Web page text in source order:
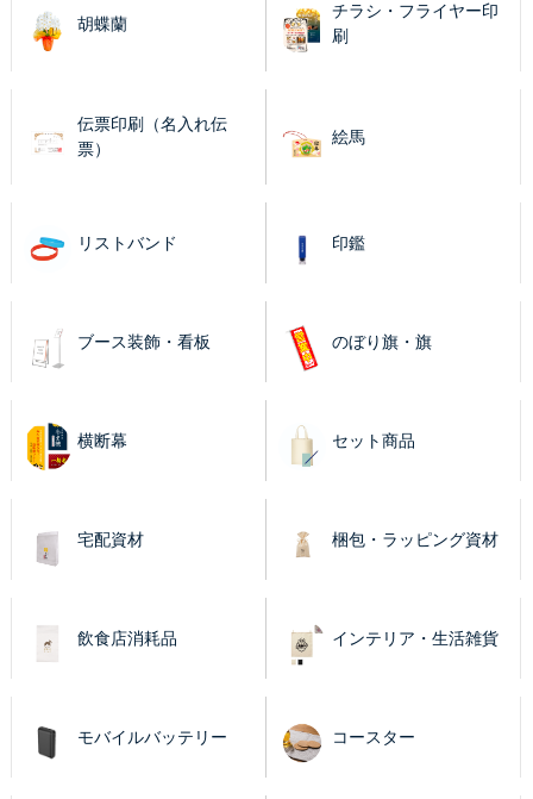
胡蝶蘭
チラシ・フライヤー印
刷
伝票印刷（名入れ伝
票）
絵馬
リストバンド 印鑑
ブース装飾・看板 のぼり旗・旗
横断幕 セット商品
宅配資材 梱包・ラッピング資材
飲食店消耗品 インテリア・生活雑貨
モバイルバッテリー コースター